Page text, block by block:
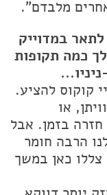
מלבדם".
לתאר במדוייק
כמה תקופות
קוקוס להציע.
או
בזמן. אבל
הרבה חומר
כאן במשך